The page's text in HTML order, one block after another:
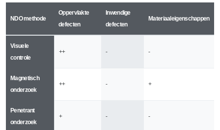
NDO methode
Oppervlakte
defecten
Inwendige
defecten
Materiaaleigenschappen
Visuele
controle
++ - -
Magnetisch
onderzoek
++ - +
Penetrant
onderzoek
+ - -